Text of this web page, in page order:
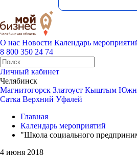
О нас Новости Календарь
8 800 350 24 74
Личный кабинет
Челябинск
Магнитогорск Златоуст Кыштым
Сатка Верхний Уфалей
Главная
Календарь мероприятий
"Школа социального
4 июня 2018